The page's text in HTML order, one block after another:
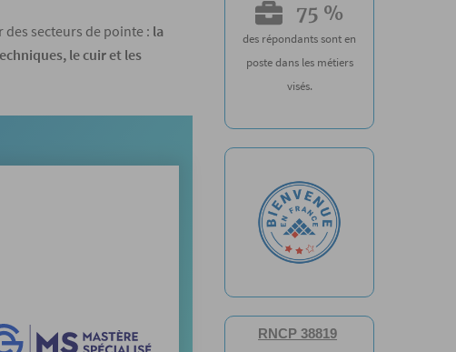
des secteurs de pointe : la
le cuir et les
75 %
des répondants sont en
poste dans les métiers
visés.
RNCP 38819